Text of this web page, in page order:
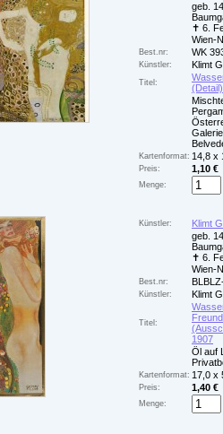
geb.
✝ 6.
Wien-
Best.nr: WK
Künstler: Klimt
Titel:
Kartenformat: 14,8 x
Preis: 1,10 €
Menge:
Künstler:
Klimt
geb.
✝ 6.
Wien-
Best.nr:
Künstler: Klimt
Titel:
1907
Öl auf
Kartenformat: 17,0 x
Preis: 1,40 €
Menge: